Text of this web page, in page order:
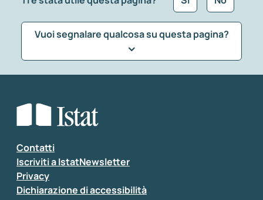
Vuoi segnalare qualcosa su questa pagina?
Seleziona la tipologia della segnalazione
Inserisci il tuo commento
Contatti
Iscriviti a IstatNewsletter
Privacy
Dichiarazione di accessibilità